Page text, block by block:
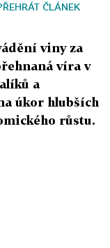
ČLÁNEK
viny za
víra v
a
úkor hlubších
růstu.